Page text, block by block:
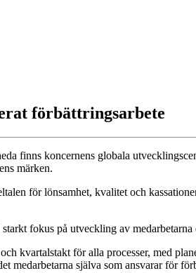
förbättringsarbete
finns koncernens globala
märken.
för lönsamhet, kvalitet och
fokus på utveckling av
kvartalstakt för alla processer, med
själva som ansvarar för